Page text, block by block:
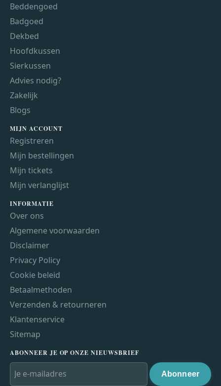
Beddengoed
Badgoed
Dekbed
Hoofdkussen
Sierkussen
Advies nodig?
Zakelijk
Blogs
MIJN ACCOUNT
Registreren
Mijn bestellingen
Mijn tickets
Mijn verlanglijst
INFORMATIE
Over ons
Algemene voorwaarden
Disclaimer
Privacy Policy
Cookie beleid
Betaalmethoden
Verzenden & retourneren
Klantenservice
Sitemap
ABONNEER JE OP ONZE NIEUWSBRIEF
Abonneer